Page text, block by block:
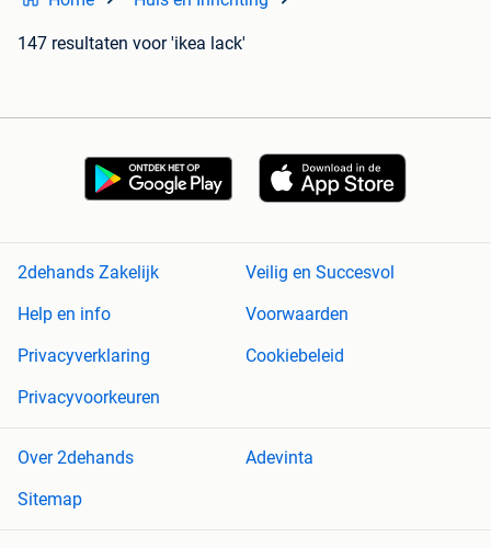
147 resultaten voor 'ikea lack'
2dehands Zakelijk
Veilig en Succesvol
Help en info
Voorwaarden
Privacyverklaring
Cookiebeleid
Privacyvoorkeuren
Over 2dehands
Adevinta
Sitemap